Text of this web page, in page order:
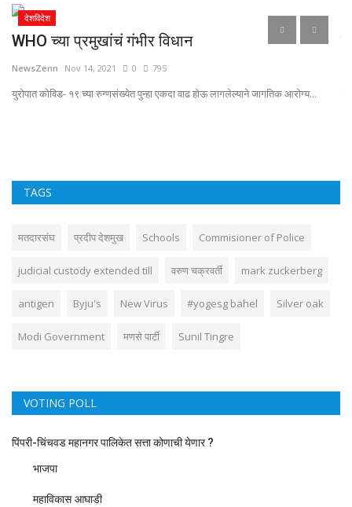
देशविदेश
WHO च्या प्रमुखांचं गंभीर विधान
NewsZenn Nov 14, 2021 0 795
युरोपात कोविड- १९ च्या रुग्णसंख्येत पुन्हा एकदा वाढ होऊ लागलेल्याने जागतिक आरोग्य...
TAGS
मतदारसंघ प्रदीप देशमुख Schools Commisioner of Police
judicial custody extended till वरुण चक्रवर्ती mark zuckerberg
antigen Byju's New Virus #yogesg bahel Silver oak
Modi Government मणसे पार्टी Sunil Tingre
VOTING POLL
पिंपरी-चिंचवड महानगर पालिकेत सत्ता कोणाची येणार ?
भाजपा
महाविकास आघाडी